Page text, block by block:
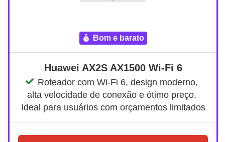
bom e barato
Huawei AX2S AX1500 Wi-Fi 6
Roteador com Wi-Fi 6, design moderno,
alta velocidade de conexão e ótimo preço.
Ideal para usuários com orçamentos limitados